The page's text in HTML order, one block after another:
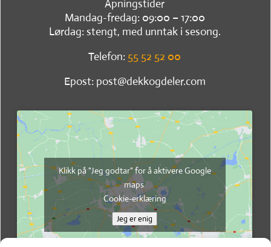
Åpningstider
Mandag-fredag: 09:00 – 17:00
Lørdag: stengt, med unntak i sesong.
Telefon: 55 52 52 00
Epost: post@dekkogdeler.com
Klikk på "Jeg godtar" for å aktivere Google
maps
Cookie-erklæring
Jeg er enig